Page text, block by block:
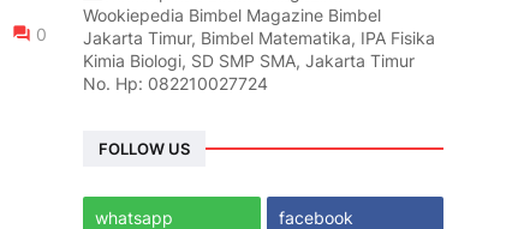
0
Wookiepedia Bimbel Magazine Bimbel
Jakarta Timur, Bimbel Matematika, IPA Fisika
Kimia Biologi, SD SMP SMA, Jakarta Timur
No. Hp: 082210027724
FOLLOW US
whatsapp facebook